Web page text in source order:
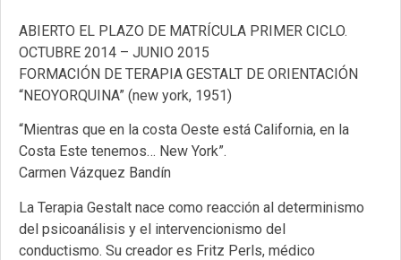
ABIERTO EL PLAZO DE MATRÍCULA PRIMER CICLO.
OCTUBRE 2014 – JUNIO 2015
FORMACIÓN DE TERAPIA GESTALT DE ORIENTACIÓN
“NEOYORQUINA” (new york, 1951)
“Mientras que en la costa Oeste está California, en la
Costa Este tenemos… New York”.
Carmen Vázquez Bandín
La Terapia Gestalt nace como reacción al determinismo
del psicoanálisis y el intervencionismo del
conductismo. Su creador es Fritz Perls, médico